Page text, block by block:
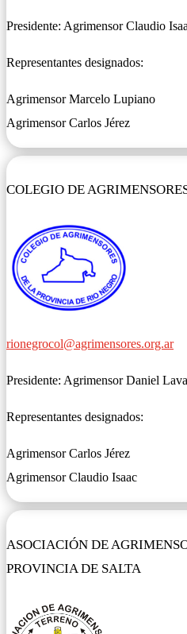
Presidente: Agrimensor Claudio
Representantes designados:
Agrimensor Marcelo Lupiano
Agrimensor Carlos Jérez
COLEGIO DE
rionegrocol@agrimensores.org.ar
Presidente: Agrimensor Daniel
Representantes designados:
Agrimensor Carlos Jérez
Agrimensor Claudio Isaac
ASOCIACIÓN DE
PROVINCIA DE SALTA